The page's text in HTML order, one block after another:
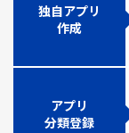
独自アプリ
作成
アプリ
分類登録